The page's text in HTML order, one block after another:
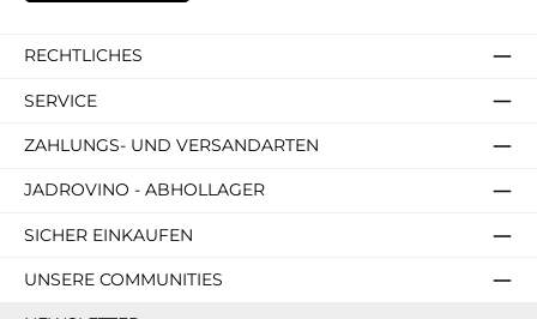
RECHTLICHES
SERVICE
ZAHLUNGS- UND VERSANDARTEN
JADROVINO - ABHOLLAGER
SICHER EINKAUFEN
UNSERE COMMUNITIES